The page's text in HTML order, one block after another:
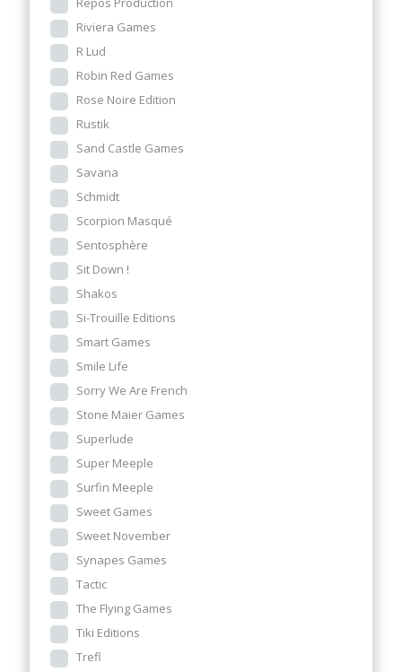
Riviera Games
R Lud
Robin Red Games
Rose Noire Edition
Rustik
Sand Castle Games
Savana
Schmidt
Scorpion Masqué
Sentosphère
Sit Down !
Shakos
Si-Trouille Editions
Smart Games
Smile Life
Sorry We Are French
Stone Maier Games
Superlude
Super Meeple
Surfin Meeple
Sweet Games
Sweet November
Synapes Games
Tactic
The Flying Games
Tiki Editions
Trefl